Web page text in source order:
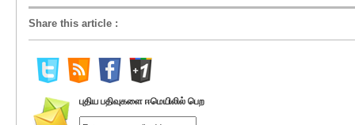
Share this article :
புதிய பதிவுகளை ஈமெயிலில் பெற